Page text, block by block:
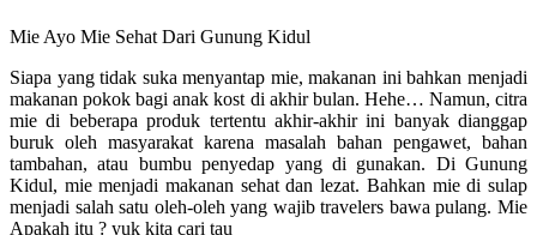
Mie Ayo Mie Sehat Dari Gunung Kidul
Siapa yang tidak suka menyantap mie, makanan ini bahkan menjadi
makanan pokok bagi anak kost di akhir bulan. Hehe… Namun, citra
mie di beberapa produk tertentu akhir-akhir ini banyak dianggap
buruk oleh masyarakat karena masalah bahan pengawet, bahan
tambahan, atau bumbu penyedap yang di gunakan. Di Gunung
Kidul, mie menjadi makanan sehat dan lezat. Bahkan mie di sulap
menjadi salah satu oleh-oleh yang wajib travelers bawa pulang. Mie
Apakah itu ? yuk kita cari tau